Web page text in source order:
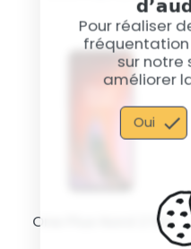
Pour réaliser
sur notre
améliorer
Oui
One Plus Nord 2 5G